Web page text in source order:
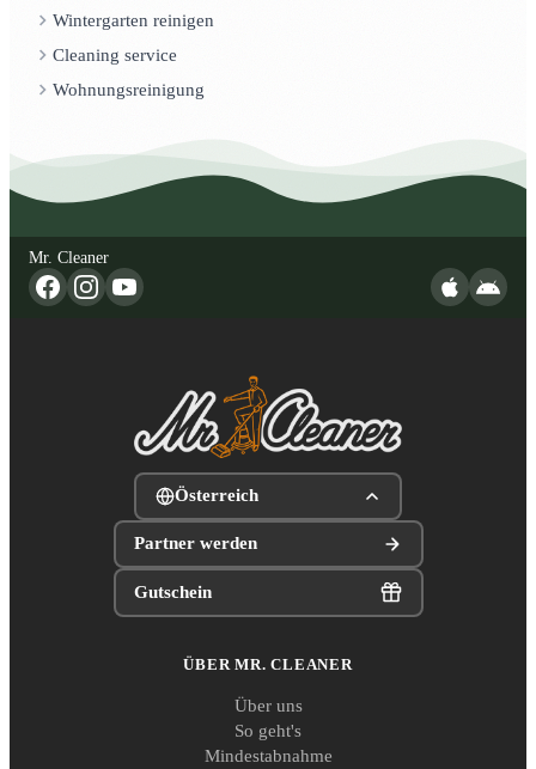
Wintergarten reinigen
Cleaning service
Wohnungsreinigung
Mr. Cleaner
Österreich
Partner werden
Gutschein
ÜBER MR. CLEANER
Über uns
So geht's
Mindestabnahme